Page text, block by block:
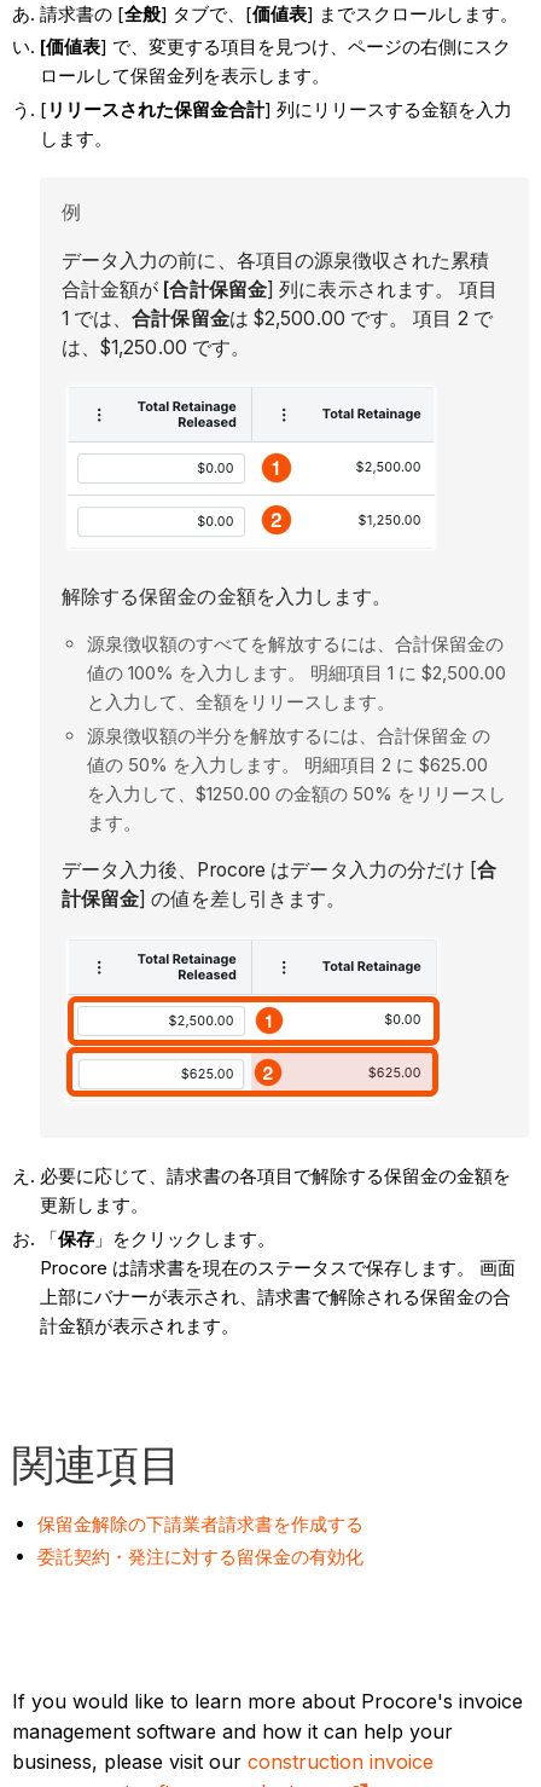
請求書の [全般] タブで、[価値表] までスクロールします。
[価値表] で、変更する項目を見つけ、ページの右側にスク
ロールして保留金列を表示します。
[ リリースされた保留金合計] 列にリリースする金額を入力
します。
例
データ入力の前に、各項目の源泉徴収された累積
合計金額が [合計保留金] 列に表示されます。 項目
1 では、合計保留金は $2,500.00 です。 項目 2 で
は、$1,250.00 です。
解除する保留金の金額を入力します。
源泉徴収額のすべてを解放するには、合計保留金の
値の 100% を入力します。 明細項目 1 に $2,500.00
と入力して、全額をリリースします。
源泉徴収額の半分を解放するには、合計保留金 の
値の 50% を入力します。 明細項目 2 に $625.00
を入力して、$1250.00 の金額の 50% をリリースし
ます。
データ入力後、Procore はデータ入力の分だけ [合
計保留金] の値を差し引きます。
必要に応じて、請求書の各項目で解除する保留金の金額を
更新します。
「保存」をクリックします。
Procore は請求書を現在のステータスで保存します。 画面
上部にバナーが表示され、請求書で解除される保留金の合
計金額が表示されます。
関連項目
保留金解除の下請業者請求書を作成する
委託契約・発注に対する留保金の有効化
If you would like to learn more about Procore's invoice
management software and how it can help your
business, please visit ourconstruction invoice